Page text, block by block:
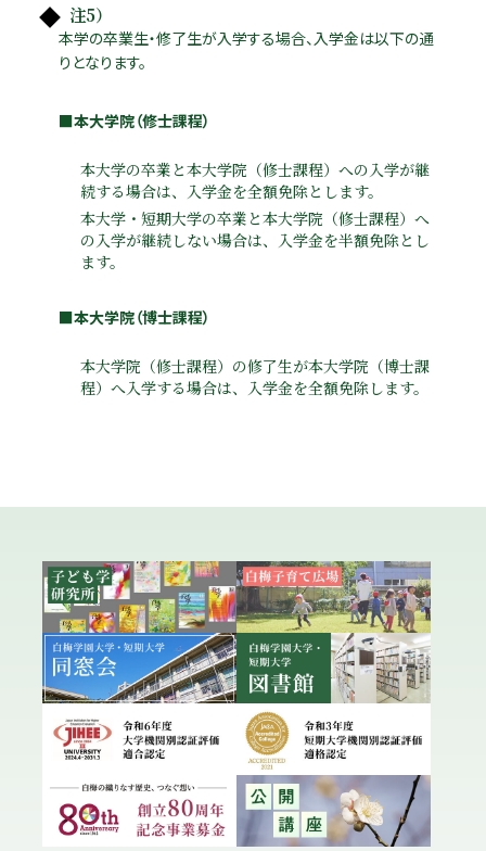
注5）
本学の卒業生・修了生が入学する場合、入学金は以下の通
りとなります。
■本大学院（修士課程）
本大学の卒業と本大学院（修士課程）への入学が継
続する場合は、入学金を全額免除とします。
本大学・短期大学の卒業と本大学院（修士課程）へ
の入学が継続しない場合は、入学金を半額免除とし
ます。
■本大学院（博士課程）
本大学院（修士課程）の修了生が本大学院（博士課
程）へ入学する場合は、入学金を全額免除します。